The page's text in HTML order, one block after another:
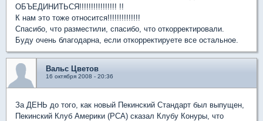
ОБЪЕДИНИТЬСЯ!!!!!!!!!!!!!!!! !!
К нам это тоже относится!!!!!!!!!!!!!!
Спасибо, что разместили, спасибо, что откорректировали.
Буду очень благодарна, если откорректируете все остальное.
Вальс Цветов
16 октября 2008 - 20:36
За ДЕНЬ до того, как новый Пекинский Стандарт был выпущен,
Пекинский Клуб Америки (PCA) сказал Клубу Конуры, что